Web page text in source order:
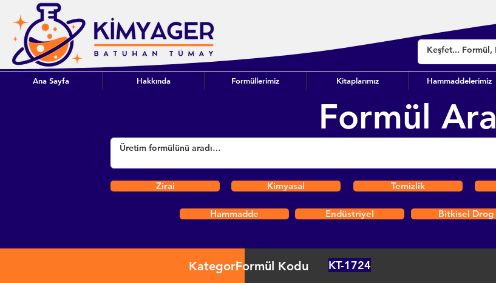
Ana Sayfa Hakkında Formüllerimiz Kitaplarımız Hammaddelerimiz
Formül Ara
Zirai Kimyasal Temizlik
Hammadde Endüstriyel Bitkisel Drog
KategoriFormül Kodu KT-1724